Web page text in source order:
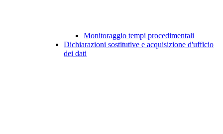
Monitoraggio tempi procedimentali
Dichiarazioni sostitutive e acquisizione d'ufficio
dei dati